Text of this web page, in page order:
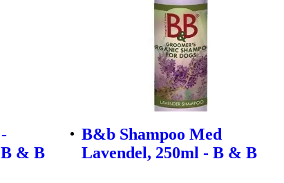
& B
B&b Shampoo Med
Lavendel, 250ml - B & B